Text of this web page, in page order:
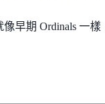
早期 Ordinals 一樣